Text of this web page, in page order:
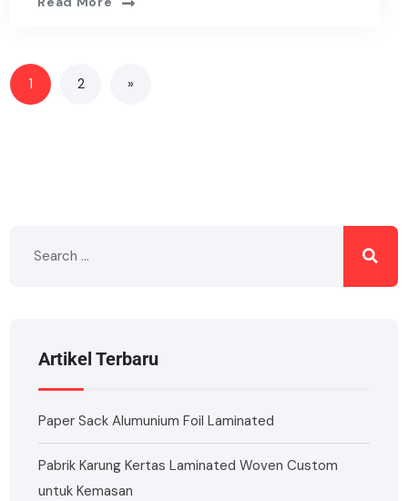
1 2 »
Artikel Terbaru
Paper Sack Alumunium Foil Laminated
Pabrik Karung Kertas Laminated Woven Custom
untuk Kemasan